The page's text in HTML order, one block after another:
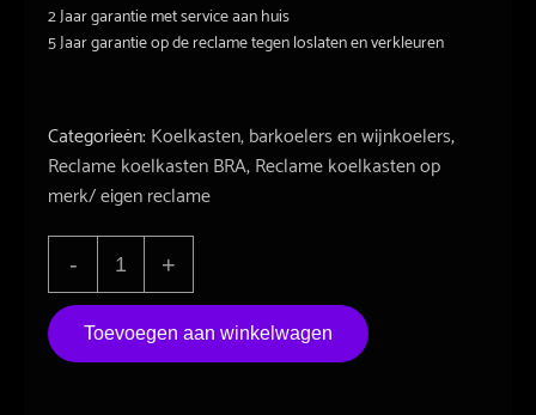
2 Jaar garantie met service aan huis
5 Jaar garantie op de reclame tegen loslaten en verkleuren
Categorieën: Koelkasten, barkoelers en wijnkoelers,
Reclame koelkasten BRA,Reclame koelkasten op
merk/ eigen reclame
-
''BlackLine''
Bierkoelkast
50L
BRA
+
Toevoegen aan winkelwagen